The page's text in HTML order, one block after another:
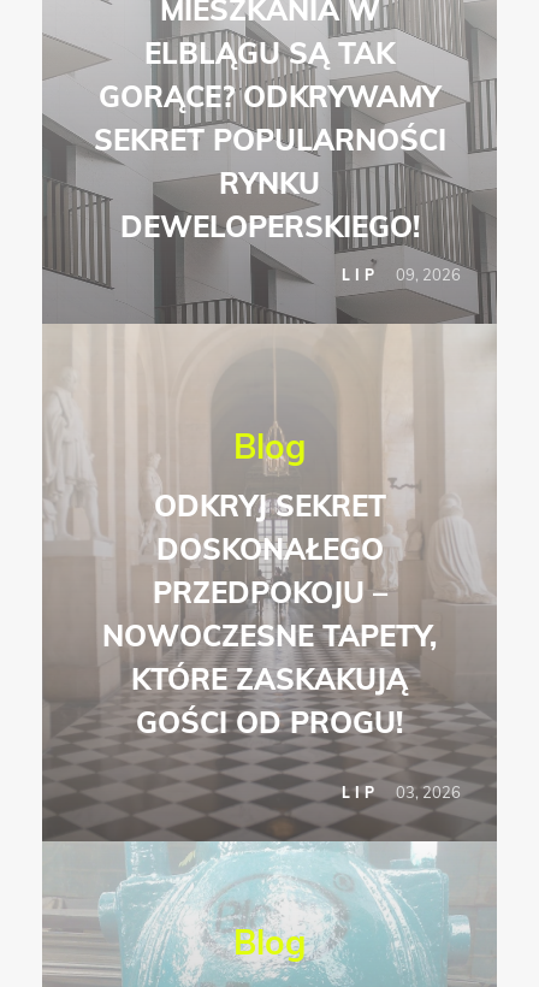
MIESZKANIA W
ELBLĄGU SĄ TAK
GORĄCE? ODKRYWAMY
SEKRET POPULARNOŚCI
RYNKU
DEWELOPERSKIEGO!
LIP 09, 2026
Blog
ODKRYJ SEKRET
DOSKONAŁEGO
PRZEDPOKOJU –
NOWOCZESNE TAPETY,
KTÓRE ZASKAKUJĄ
GOŚCI OD PROGU!
LIP 03, 2026
Blog